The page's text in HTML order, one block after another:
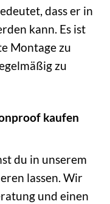
dass er in
kann. Es ist
Montage zu
zu
kaufen
du in unserem
lassen. Wir
und einen